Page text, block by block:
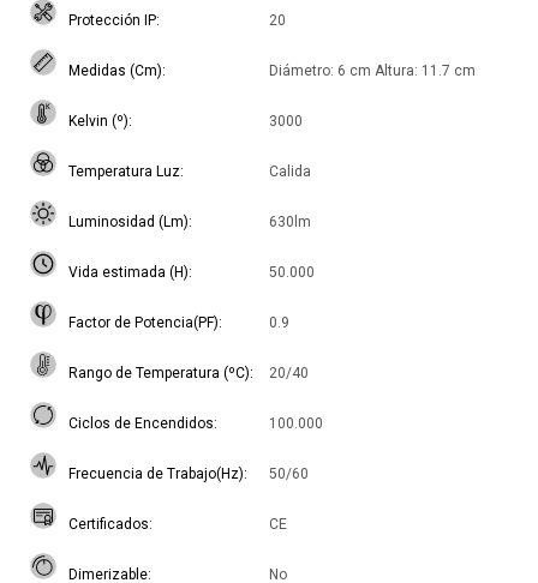
Protección IP 20
Medidas (Cm) Diámetro: 6 cm Altura: 11.7 cm
Kelvin (º) 3000
Temperatura Luz Calida
Luminosidad (Lm) 630lm
Vida estimada (H) 50.000
Factor de Potencia(PF) 0.9
Rango de Temperatura (ºC) 20/40
Ciclos de Encendidos 100.000
Frecuencia de Trabajo(Hz) 50/60
Certificados CE
Dimerizable No